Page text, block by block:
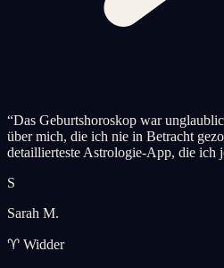
“Das Geburtshoroskop war
über mich, die ich nie in Betracht
detaillierteste Astrologie-App, die ich
S
Sarah M.
♈ Widder